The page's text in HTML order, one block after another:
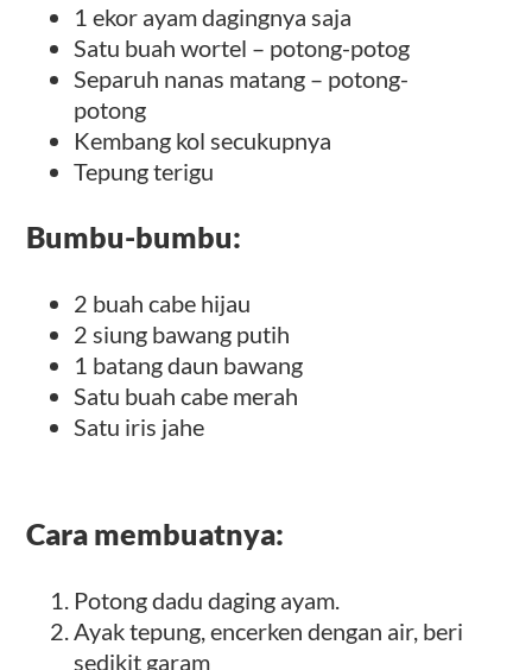
1 ekor ayam dagingnya saja
Satu buah wortel – potong-potog
Separuh nanas matang – potong-
potong
Kembang kol secukupnya
Tepung terigu
Bumbu-bumbu:
2 buah cabe hijau
2 siung bawang putih
1 batang daun bawang
Satu buah cabe merah
Satu iris jahe
Cara membuatnya:
Potong dadu daging ayam.
Ayak tepung, encerken dengan air, beri
sedikit garam